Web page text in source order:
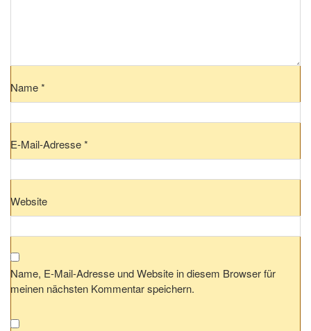
Name*
E-Mail-Adresse*
Website
Name, E-Mail-Adresse und Website in diesem Browser für
meinen nächsten Kommentar speichern.